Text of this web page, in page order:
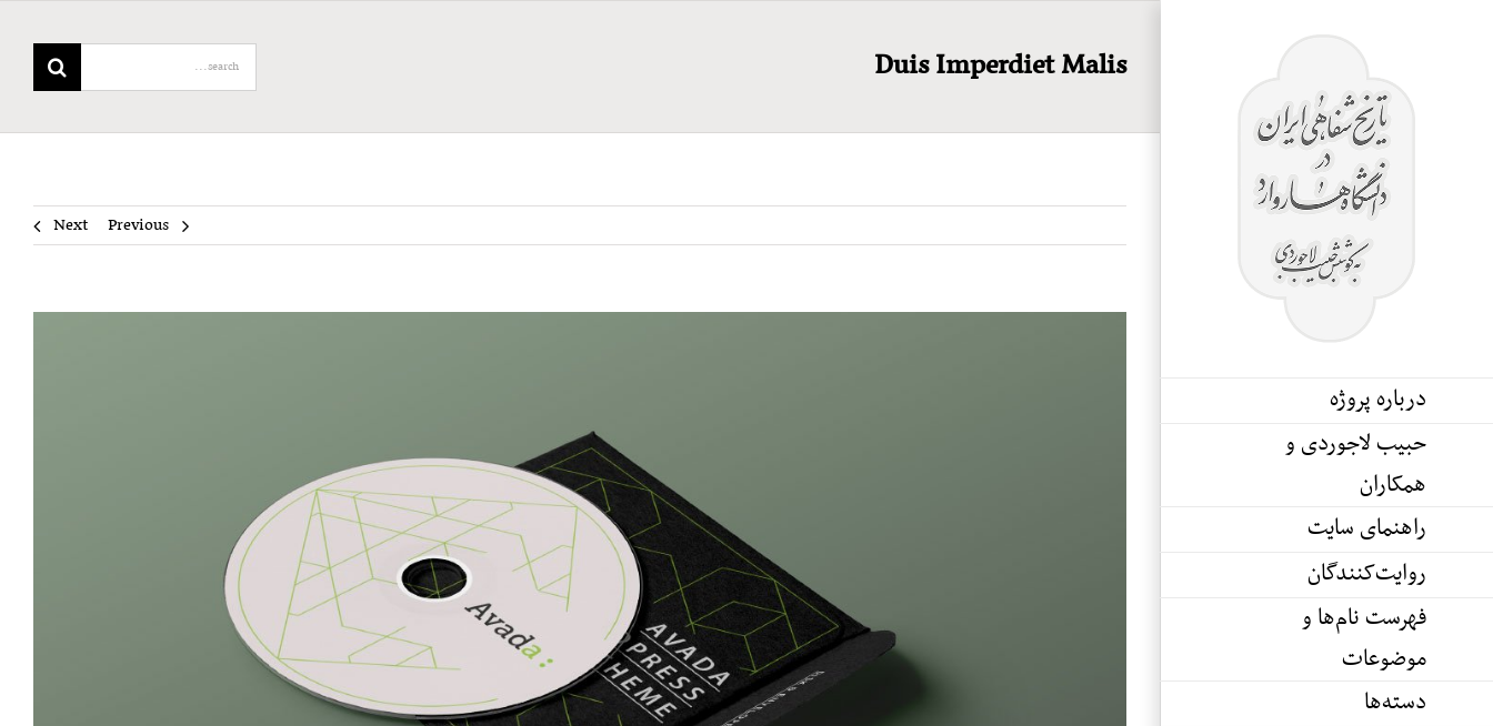
درباره پروژه
حبیب لاجوردی و
همکاران
راهنمای سایت
روایت‌کنندگان
فهرست نام‌ها و
موضوعات
دسته‌ها
Duis Imperdiet Malis
Search
for:
Previous
Next